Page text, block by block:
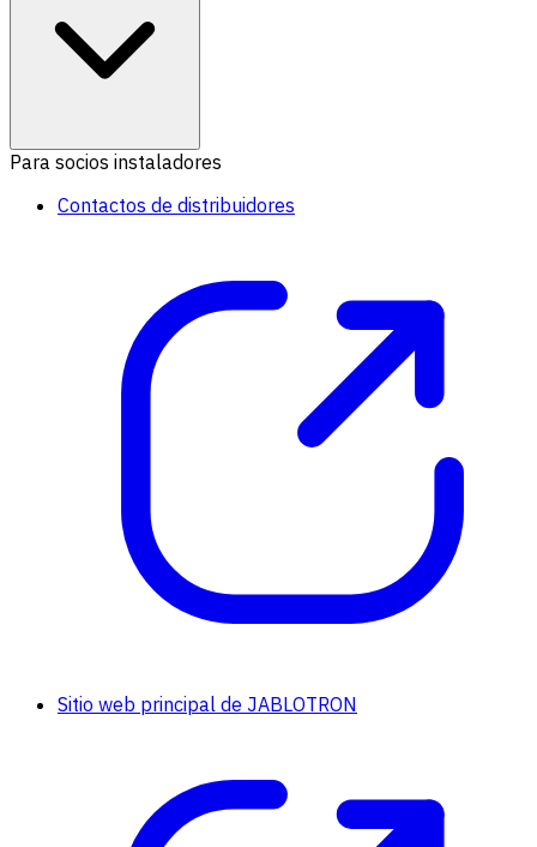
Para socios instaladores
Contactos de distribuidores
Sitio web principal de JABLOTRON